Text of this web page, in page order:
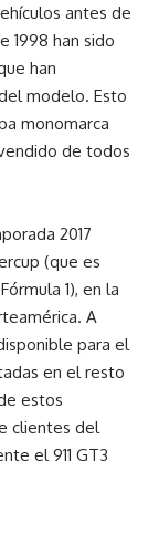
antes de
1998 han sido
han
modelo. Esto
monomarca
de todos
2017
(que es
1), en la
A
para el
en el resto
estos
clientes del
el 911 GT3